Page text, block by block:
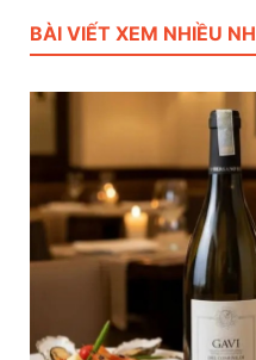
BÀI VIẾT XEM NHIỀU